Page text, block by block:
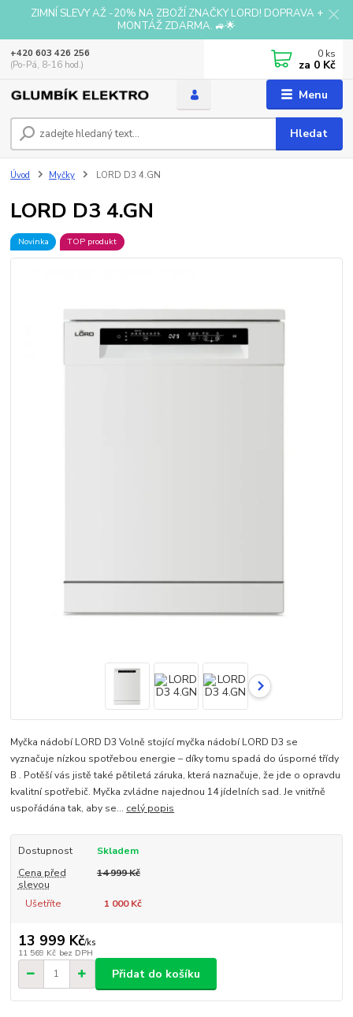
ZIMNÍ SLEVY AŽ -20% NA ZBOŽÍ ZNAČKY LORD! DOPRAVA +
MONTÁŽ ZDARMA. 🚙🌟
Menu
Hledat
+420 603 426 256
(Po-Pá, 8-16 hod.)
0 ks
za 0 Kč
Úvod Myčky LORD D3 4.GN
LORD D3 4.GN
Novinka TOP produkt
Myčka nádobí LORD D3 Volně stojící myčka nádobí LORD D3 se
vyznačuje nízkou spotřebou energie – díky tomu spadá do úsporné třídy
B . Potěší vás jistě také pětiletá záruka, která naznačuje, že jde o opravdu
kvalitní spotřebič. Myčka zvládne najednou 14 jídelních sad. Je vnitřně
uspořádána tak, aby se... celý popis
Dostupnost
Skladem
Cena před
slevou
14 999 Kč
Ušetříte 1 000 Kč
13 999 Kč/ks
11 569 Kč bez DPH
Přidat do košíku